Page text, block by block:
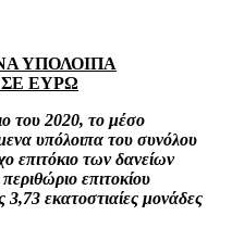
ΥΠΟΛΟΙΠΑ
ΕΥΡΩ
του 2020, το μέσο
υπόλοιπα του συνόλου
επιτόκιο των δανείων
επιτοκίου
3,73 εκατοστιαίες μονάδες